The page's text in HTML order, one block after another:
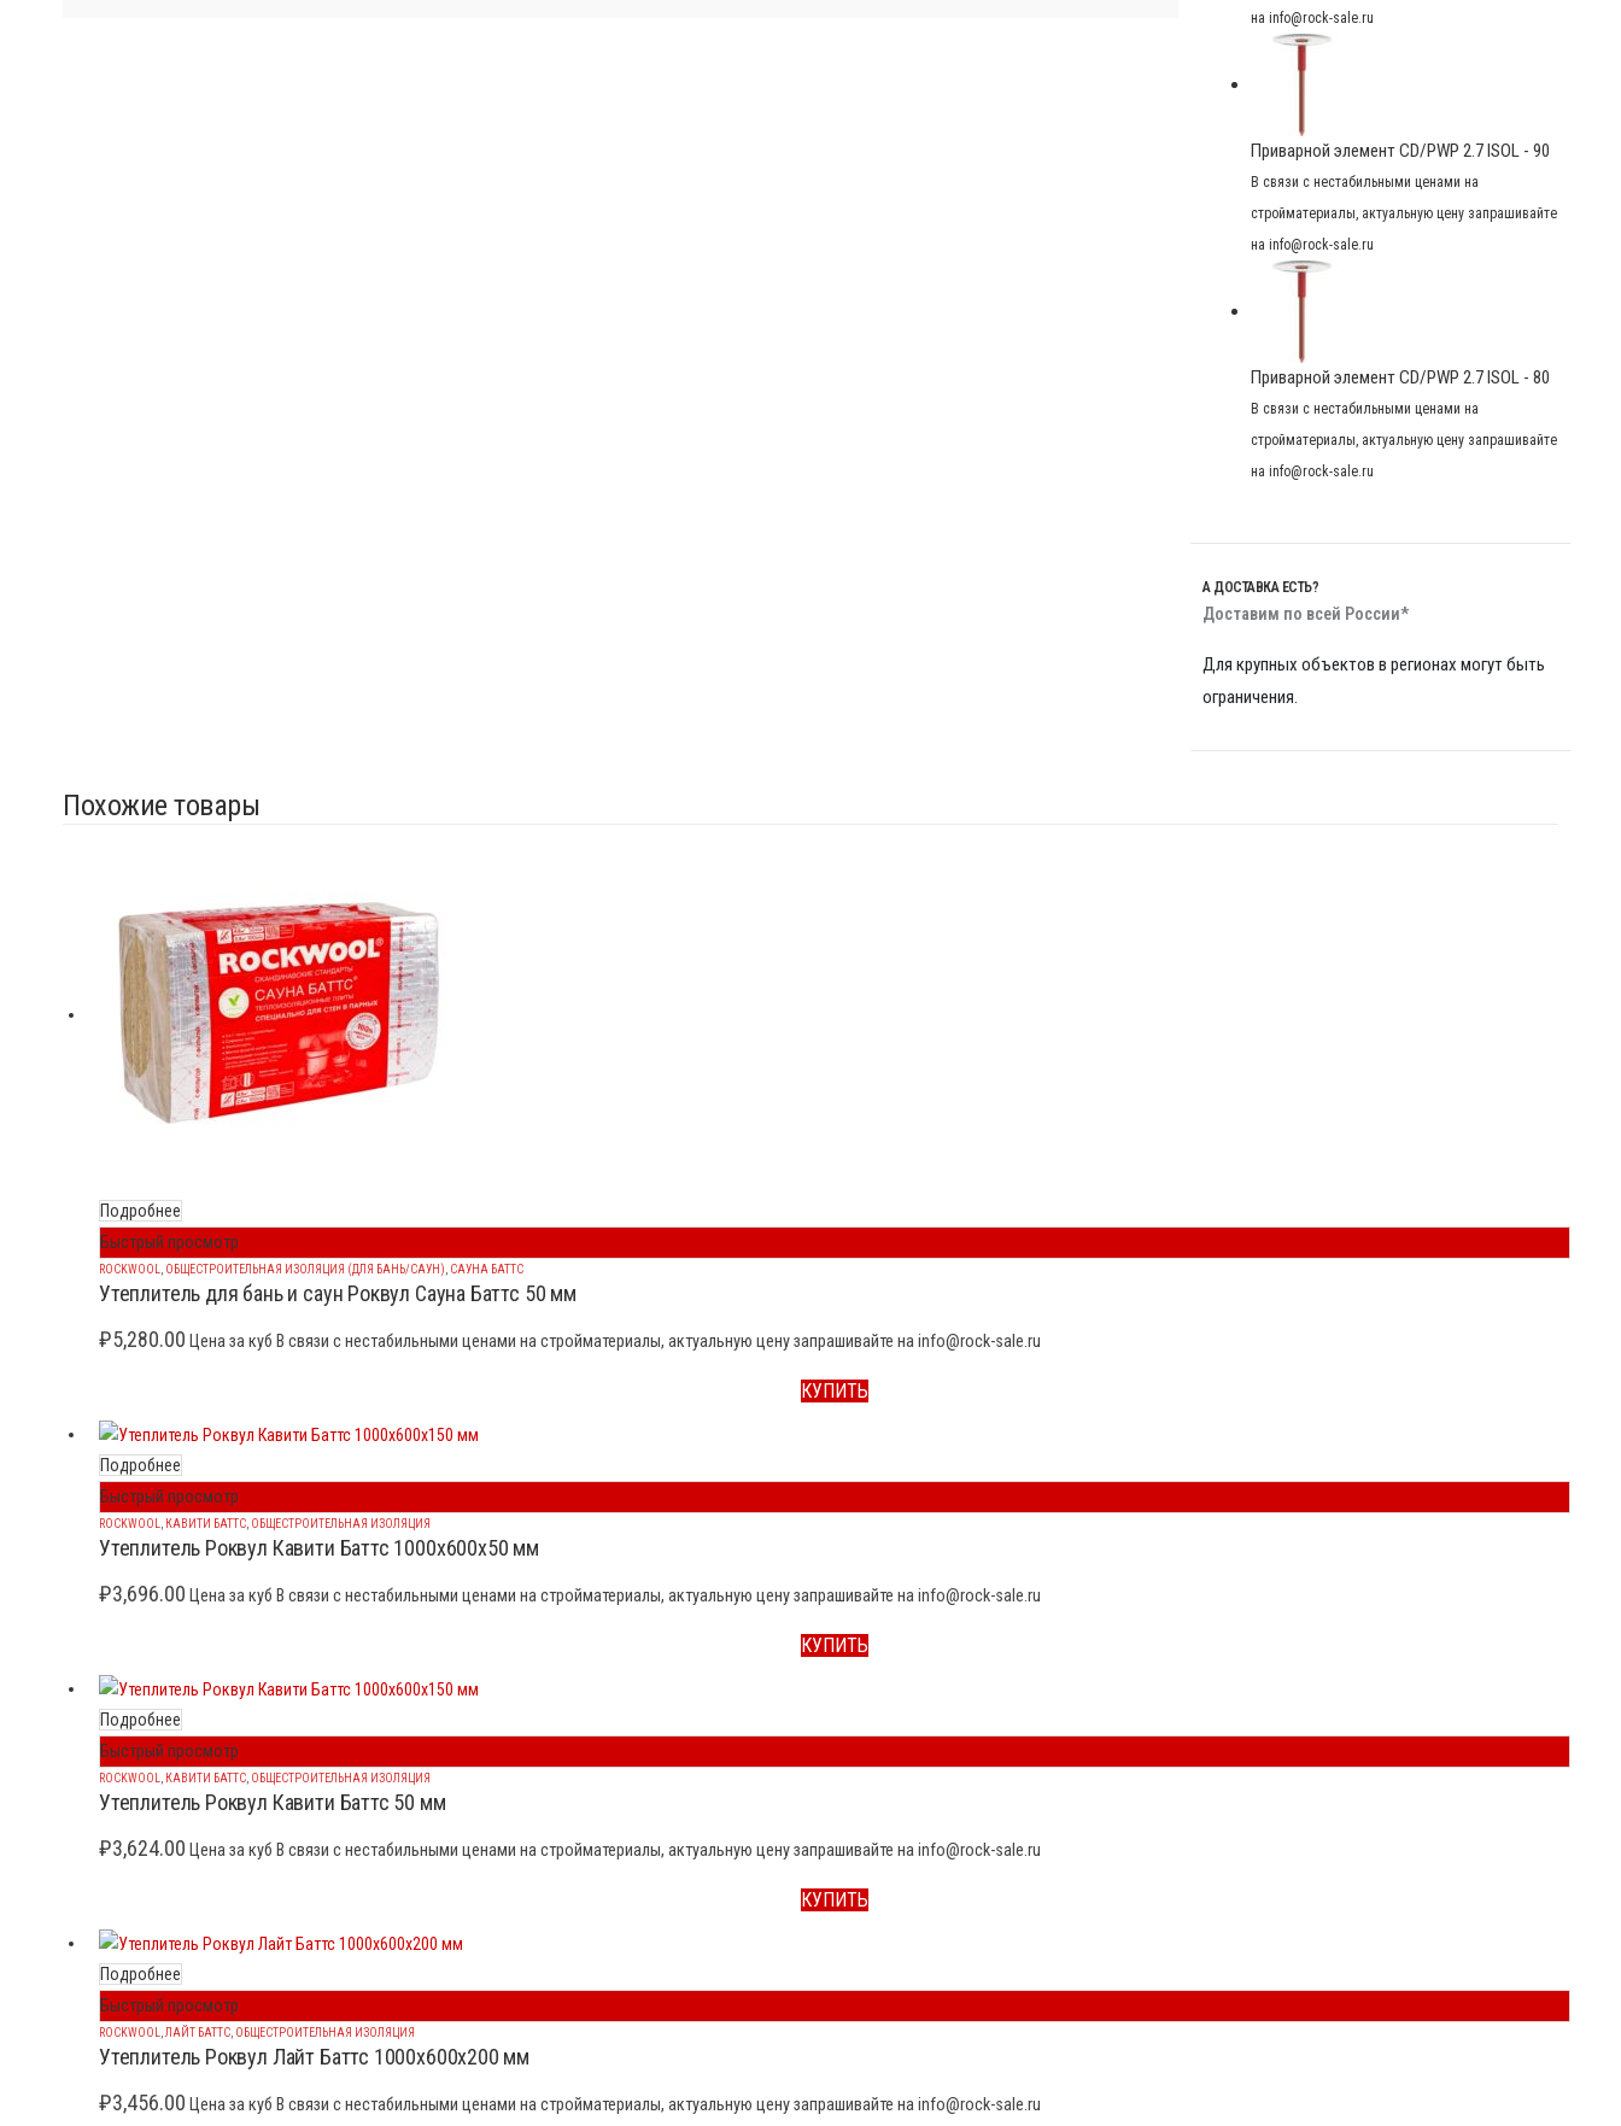
на info@rock-sale.ru
Приварной элемент CD/PWP 2.7 ISOL - 90
В связи с нестабильными ценами на
стройматериалы, актуальную цену запрашивайте
на info@rock-sale.ru
Приварной элемент CD/PWP 2.7 ISOL - 80
В связи с нестабильными ценами на
стройматериалы, актуальную цену запрашивайте
на info@rock-sale.ru
А ДОСТАВКА ЕСТЬ?
Доставим по всей России*
Для крупных объектов в регионах могут быть
ограничения.
Похожие товары
Подробнее
Быстрый просмотр
ROCKWOOL, ОБЩЕСТРОИТЕЛЬНАЯ ИЗОЛЯЦИЯ (ДЛЯ БАНЬ/САУН), САУНА БАТТС
Утеплитель для бань и саун Роквул Сауна Баттс 50 мм
₽5,280.00 Цена за куб В связи с нестабильными ценами на стройматериалы, актуальную цену запрашивайте на info@rock-sale.ru
КУПИТЬ
Подробнее
Быстрый просмотр
ROCKWOOL КАВИТИ БАТТС ОБЩЕСТРОИТЕЛЬНАЯ ИЗОЛЯЦИЯ
Утеплитель Роквул Кавити Баттс 1000x600x50 мм
₽3,696.00 Цена за куб В связи с нестабильными ценами на стройматериалы, актуальную цену запрашивайте на info@rock-sale.ru
КУПИТЬ
Подробнее
Быстрый просмотр
ROCKWOOL КАВИТИ БАТТС ОБЩЕСТРОИТЕЛЬНАЯ ИЗОЛЯЦИЯ
Утеплитель Роквул Кавити Баттс 50 мм
₽3,624.00 Цена за куб В связи с нестабильными ценами на стройматериалы, актуальную цену запрашивайте на info@rock-sale.ru
КУПИТЬ
Подробнее
Быстрый просмотр
ROCKWOOL ЛАЙТ БАТТС ОБЩЕСТРОИТЕЛЬНАЯ ИЗОЛЯЦИЯ
Утеплитель Роквул Лайт Баттс 1000x600x200 мм
₽3,456.00 Цена за куб В связи с нестабильными ценами на стройматериалы, актуальную цену запрашивайте на info@rock-sale.ru